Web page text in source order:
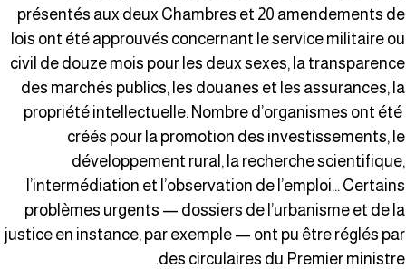
présentés aux deux Chambres et 20 amendements
lois ont été approuvés concernant le service militaire
civil de douze mois pour les deux sexes, la
des marchés publics, les douanes et les assurances,
propriété intellectuelle. Nombre d’organismes ont
créés pour la promotion des investissements,
développement rural, la recherche
l’intermédiation et l’observation de l’emploi…
problèmes urgents — dossiers de l’urbanisme et de
justice en instance, par exemple — ont pu être réglés
des circulaires du Premier